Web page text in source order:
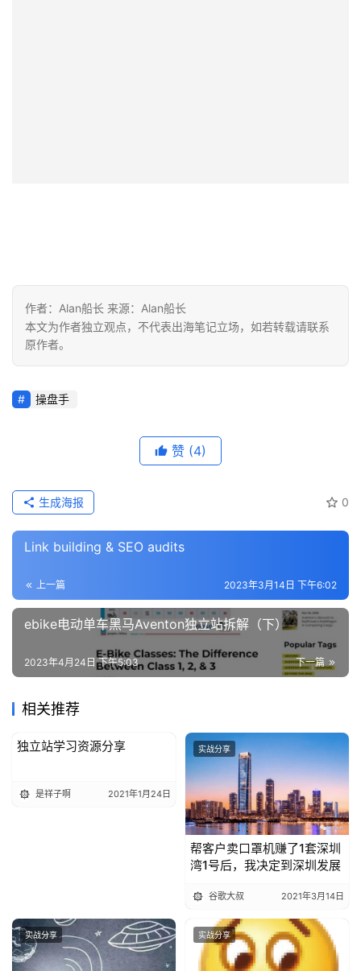
作者：Alan船长 来源：Alan船长
本文为作者独立观点，不代表出海笔记立场，如若转载请联系
原作者。
赞(4)
Link building & SEO audits
上一篇 2023年3月14日 下午6:02